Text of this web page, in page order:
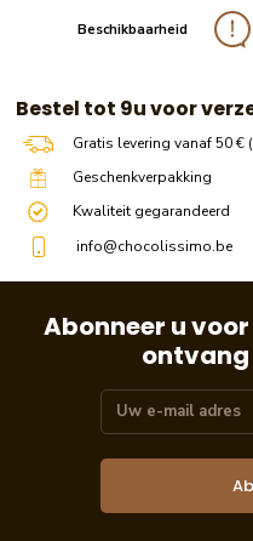
Beschikbaarheid
Bestel tot 9u voor
Gratis levering vanaf 50 €
Geschenkverpakking
Kwaliteit gegarandeerd
info@chocolissimo.be
Abonneer u
ontvang